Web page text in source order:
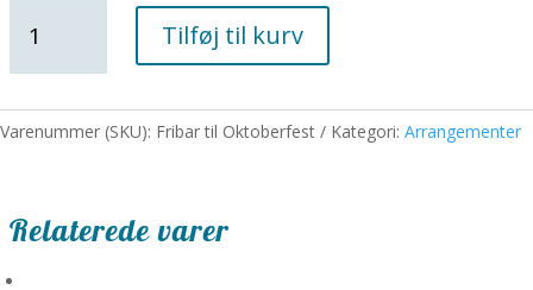
bar
Tilføj til kurv
Varenummer (SKU): Fribar til Oktoberfest Kategori: Arrangementer
Relaterede varer